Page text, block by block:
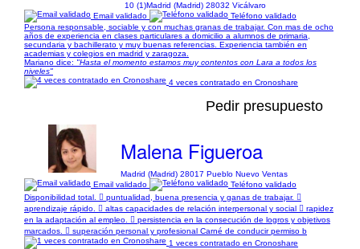
10 (1)Madrid (Madrid) 28032 Vicálvaro
Email validado
Teléfono validado
Persona responsable, sociable y con muchas granas de trabajar. Con mas de ocho
años de experiencia en clases particulares a domicilio a alumnos de primaria,
secundaria y bachillerato y muy buenas referencias. Experiencia también en
academias y colegios en madrid y zaragoza.
Mariano dice: "Hasta el momento estamos muy contentos con Lara a todos los
niveles"
4 veces contratado en Cronoshare
Pedir presupuesto
Malena Figueroa
Madrid (Madrid) 28017 Pueblo Nuevo Ventas
Email validado
Teléfono validado
Disponibilidad total.  puntualidad, buena presencia y ganas de trabajar. 
aprendizaje rápido.  altas capacidades de relación interpersonal y social  rapidez
en la adaptación al empleo.  persistencia en la consecución de logros y objetivos
marcados.  superación personal y profesional Carné de conducir permiso b
1 veces contratado en Cronoshare